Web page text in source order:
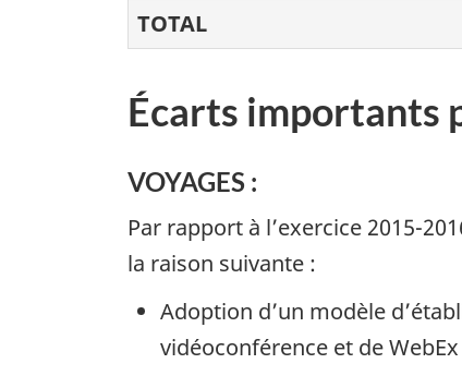
TOTAL
Écarts importants
VOYAGES :
Par rapport à l’exercice 2015-
la raison suivante :
Adoption d’un modèle
vidéoconférence et de